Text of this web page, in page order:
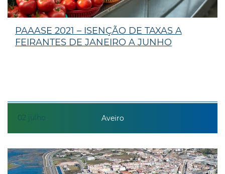
02 julho
PAAASE 2021 – ISENÇÃO DE TAXAS A
FEIRANTES DE JANEIRO A JUNHO
Aveiro